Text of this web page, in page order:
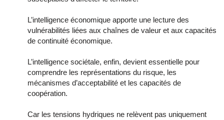
L’intelligence économique apporte une lecture des
vulnérabilités liées aux chaînes de valeur et aux capacités
de continuité économique.
L’intelligence sociétale, enfin, devient essentielle pour
comprendre les représentations du risque, les
mécanismes d’acceptabilité et les capacités de
coopération.
Car les tensions hydriques ne relèvent pas uniquement